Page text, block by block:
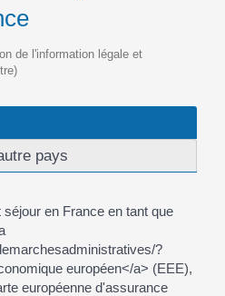
de l'information légale et
pays
en France en tant que
?
européen</a> (EEE),
européenne d'assurance